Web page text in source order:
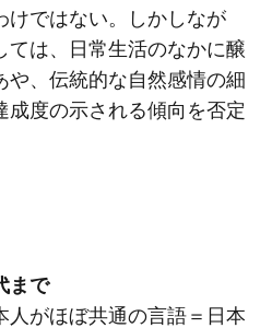
けではない。しかしなが
ては、日常生活のなかに醸
や、伝統的な自然感情の細
成度の示される傾向を否定
まで
人がほぼ共通の言語＝日本